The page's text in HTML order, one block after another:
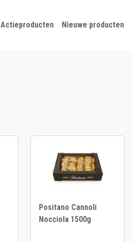
Actieproducten Nieuwe producten
Positano Cannoli
Nocciola 1500g